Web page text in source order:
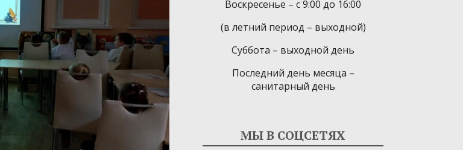
Воскресенье – с 9:00 до 16:00
(в летний период – выходной)
Суббота – выходной день
Последний день месяца –
санитарный день
МЫ В СОЦСЕТЯХ